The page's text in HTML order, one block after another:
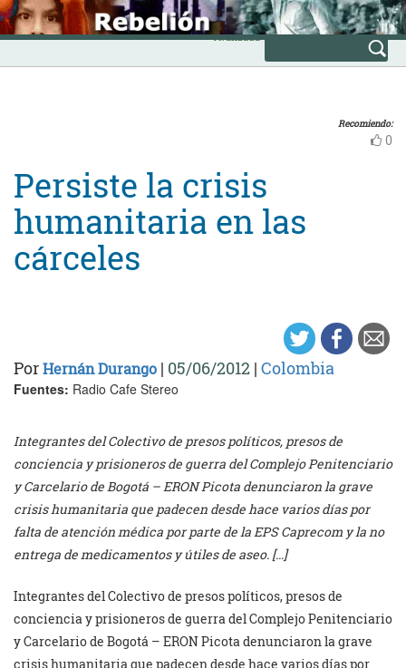
Skip
to
content
INICIO
Avanzada
Recomiendo:
0
Persiste la crisis
humanitaria en las
cárceles
PorHernán Durango | 05/06/2012 | Colombia
Fuentes: Radio Cafe Stereo
Integrantes del Colectivo de presos políticos, presos de
conciencia y prisioneros de guerra del Complejo Penitenciario
y Carcelario de Bogotá – ERON Picota denunciaron la grave
crisis humanitaria que padecen desde hace varios días por
falta de atención médica por parte de la EPS Caprecom y la no
entrega de medicamentos y útiles de aseo. […]
Integrantes del Colectivo de presos políticos, presos de
conciencia y prisioneros de guerra del Complejo Penitenciario
y Carcelario de Bogotá – ERON Picota denunciaron la grave
crisis humanitaria que padecen desde hace varios días por